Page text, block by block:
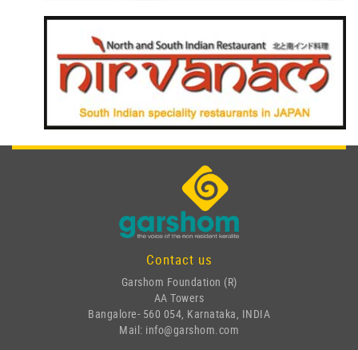
Contact us
Garshom Foundation (R)
AA Towers
Bangalore- 560 054, Karnataka, INDIA
Mail: info@garshom.com